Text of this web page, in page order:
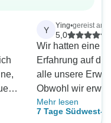
Y Ying•gereist am
5,0
Wir hatten eine
Erfahrung auf
alle unsere
Obwohl wir
gut sein würde,
uns dieselbe
Mehr lesen
7 Tage Südwest-